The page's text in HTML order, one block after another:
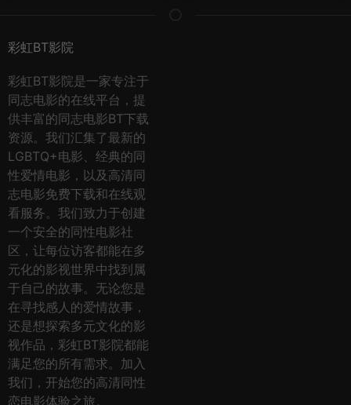
彩虹BT影院
彩虹BT影院是一家专注于
同志电影的在线平台，提
供丰富的同志电影BT下载
资源。我们汇集了最新的
LGBTQ+电影、经典的同
性爱情电影，以及高清同
志电影免费下载和在线观
看服务。我们致力于创建
一个安全的同性电影社
区，让每位访客都能在多
元化的影视世界中找到属
于自己的故事。无论您是
在寻找感人的爱情故事，
还是想探索多元文化的影
视作品，彩虹BT影院都能
满足您的所有需求。加入
我们，开始您的高清同性
恋电影体验之旅。